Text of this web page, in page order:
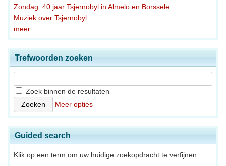
Zondag: 40 jaar Tsjernobyl in Almelo en Borssele
Muziek over Tsjernobyl
meer
Trefwoorden zoeken
Zoek binnen de resultaten
Meer opties
Guided search
Klik op een term om uw huidige zoekopdracht te verfijnen.